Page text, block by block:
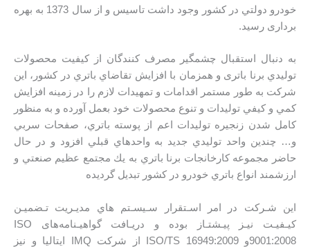
خودرو دولتي در كشور وجود داشت تاسیس و از سال 1373 به بهره
برداری رسید.
به دنبال استقبال چشمگير مصرف كنندگان از كيفيت محصولات
توليدي برنا باتری و همزمان با افزايش تقاضاي باتري در كشور، اين
شرکت به طور مستمر اقدامات و تمهيدات لازم را در زمينه افزايش
كمي و كيفي توليدات و تنوع محصولات خود بعمل آورده و به منظور
كامل شدن زنجيره توليدات اعم از پوسته باتري، صفحات سربي
و… چندين واحد توليدي جديد به واحدهاي قبلي افزود و در حال
حاضر مجموعه كارخانجات برنا باتري به يك مجتمع عظيم صنعتي و
ارزشمند انواع باتري خودرو در کشور تبديل گرديده
اين شـركت در امر اسـتقرار سـيسـتم هاي مديـريت تـضميـن
كيـفيـت نيـز پيـشتـاز بوده و دريـافت گواهیـنامه‌های ISO
9001:2008و ISO/TS 16949:2009 از شركت IMQ ايتاليا و نیز